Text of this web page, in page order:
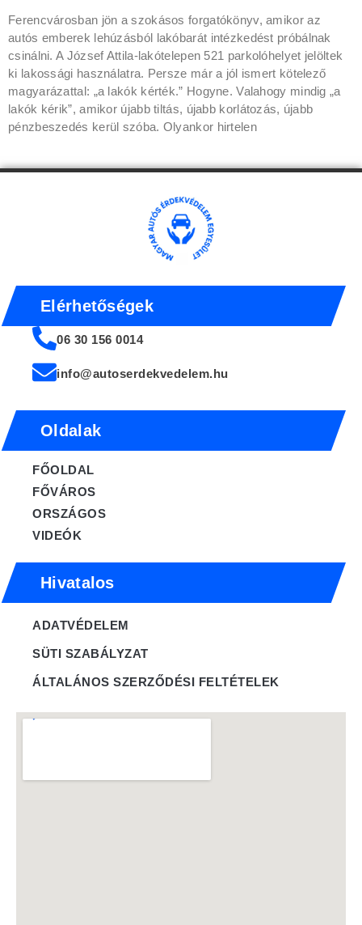
Ferencvárosban jön a szokásos forgatókönyv, amikor az
autós emberek lehúzásból lakóbarát intézkedést próbálnak
csinálni. A József Attila-lakótelepen 521 parkolóhelyet jelöltek
ki lakossági használatra. Persze már a jól ismert kötelező
magyarázattal: „a lakók kérték.” Hogyne. Valahogy mindig „a
lakók kérik”, amikor újabb tiltás, újabb korlátozás, újabb
pénzbeszedés kerül szóba. Olyankor hirtelen
Elérhetőségek
06 30 156 0014
info@autoserdekvedelem.hu
FŐOLDAL
FŐVÁROS
ORSZÁGOS
VIDEÓK
Oldalak
ADATVÉDELEM
SÜTI SZABÁLYZAT
ÁLTALÁNOS SZERZŐDÉSI FELTÉTELEK
Hivatalos